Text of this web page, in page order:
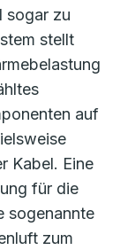
sogar zu
stellt
auf
Kabel. Eine
für die
sogenannte
zum